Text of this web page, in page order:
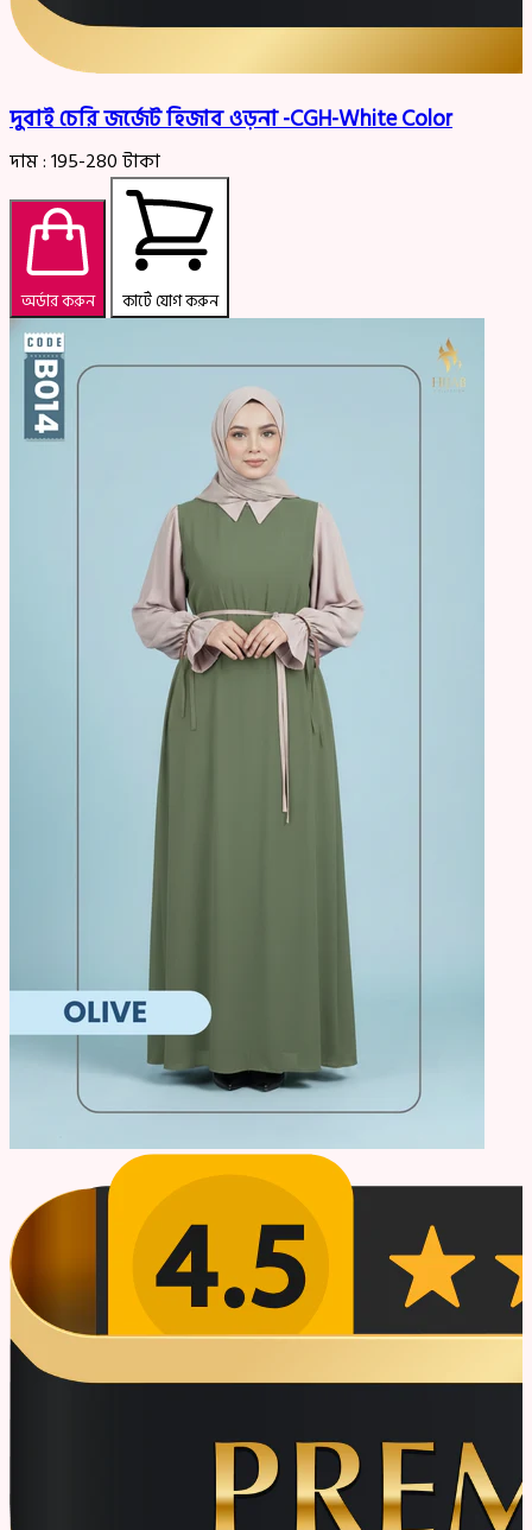
দুবাই চেরি জর্জেট হিজাব ওড়না -CGH-White Color
দাম :195-280টাকা
অর্ডার করুন কার্টে যোগ করুন